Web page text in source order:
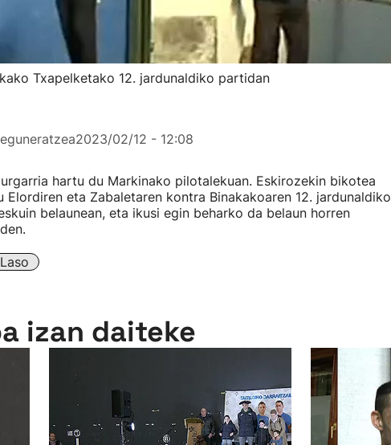
Txapelketako 12. jardunaldiko partidan
2023/02/12 - 12:08
hartu du Markinako pilotalekuan. Eskirozekin bikotea
Elordiren eta Zabaletaren kontra Binakakoaren 12. jardunaldiko
belaunean, eta ikusi egin beharko da belaun horren
izan daiteke